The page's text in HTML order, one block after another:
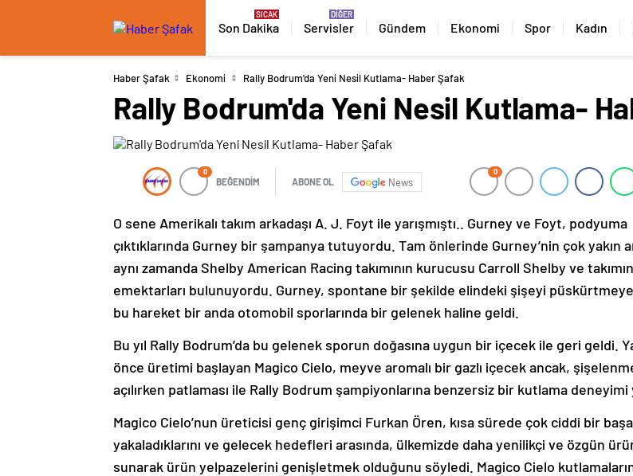
Son Dakika Servisler Gündem Ekonomi Spor Kadın
Haber Şafak Ekonomi Rally Bodrum'da Yeni Nesil Kutlama- Haber Şafak
Rally Bodrum'da Yeni Nesil Kutlama-
0
BEĞENDİM ABONE OL News
0
O sene Amerikalı takım arkadaşı A. J. Foyt ile yarışmıştı.. Gurney ve Foyt, podyuma
çıktıklarında Gurney bir şampanya tutuyordu. Tam önlerinde Gurney’nin çok yakın
aynı zamanda Shelby American Racing takımının kurucusu Carroll Shelby ve
emektarları bulunuyordu. Gurney, spontane bir şekilde elindeki şişeyi püskürtmeye
bu hareket bir anda otomobil sporlarında bir gelenek haline geldi.
Bu yıl Rally Bodrum’da bu gelenek sporun doğasına uygun bir içecek ile geri geldi.
önce üretimi başlayan Magico Cielo, meyve aromalı bir gazlı içecek ancak,
açılırken patlaması ile Rally Bodrum şampiyonlarına benzersiz bir kutlama deneyimi
Magico Cielo’nun üreticisi genç girişimci Furkan Ören, kısa sürede çok ciddi bir
yakaladıklarını ve gelecek hedefleri arasında, ülkemizde daha yenilikçi ve özgün
sunarak ürün yelpazelerini genişletmek olduğunu söyledi. Magico Cielo